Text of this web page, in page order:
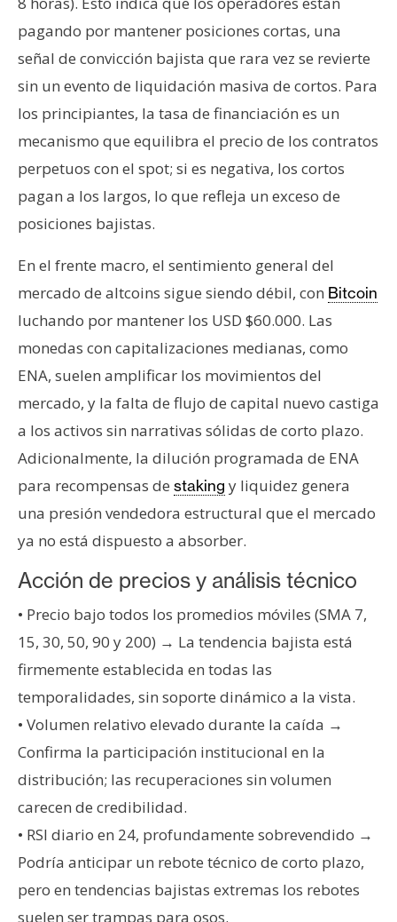
pagando por mantener posiciones cortas, una
señal de convicción bajista que rara vez se revierte
sin un evento de liquidación masiva de cortos. Para
los principiantes, la tasa de financiación es un
mecanismo que equilibra el precio de los contratos
perpetuos con el spot; si es negativa, los cortos
pagan a los largos, lo que refleja un exceso de
posiciones bajistas.
En el frente macro, el sentimiento general del
mercado de altcoins sigue siendo débil, con Bitcoin
luchando por mantener los USD $60.000. Las
monedas con capitalizaciones medianas, como
ENA, suelen amplificar los movimientos del
mercado, y la falta de flujo de capital nuevo castiga
a los activos sin narrativas sólidas de corto plazo.
Adicionalmente, la dilución programada de ENA
para recompensas de staking y liquidez genera
una presión vendedora estructural que el mercado
ya no está dispuesto a absorber.
Acción de precios y análisis técnico
• Precio bajo todos los promedios móviles (SMA 7,
15, 30, 50, 90 y 200) → La tendencia bajista está
firmemente establecida en todas las
temporalidades, sin soporte dinámico a la vista.
• Volumen relativo elevado durante la caída →
Confirma la participación institucional en la
distribución; las recuperaciones sin volumen
carecen de credibilidad.
• RSI diario en 24, profundamente sobrevendido →
Podría anticipar un rebote técnico de corto plazo,
pero en tendencias bajistas extremas los rebotes
suelen ser trampas para osos.